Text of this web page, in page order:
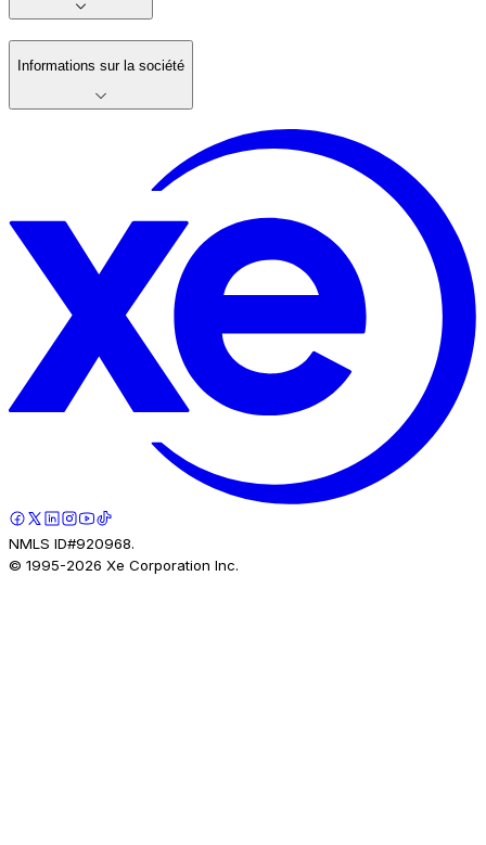
Informations sur la société
NMLS ID#920968.
© 1995-2026 Xe Corporation Inc.